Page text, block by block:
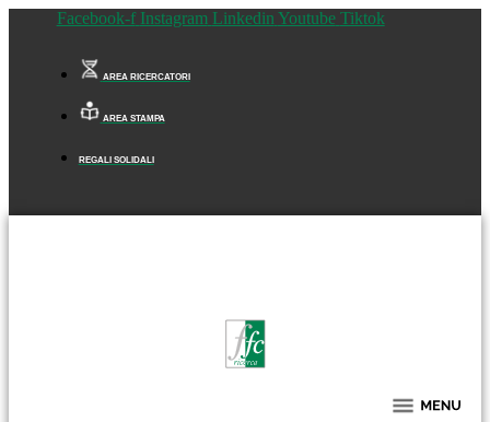
Facebook-f Instagram Linkedin Youtube Tiktok
AREA RICERCATORI
AREA STAMPA
REGALI SOLIDALI